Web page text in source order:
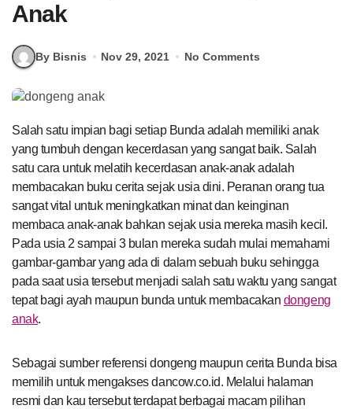
Anak
By Bisnis Nov 29, 2021 No Comments
Salah satu impian bagi setiap Bunda adalah memiliki anak
yang tumbuh dengan kecerdasan yang sangat baik. Salah
satu cara untuk melatih kecerdasan anak-anak adalah
membacakan buku cerita sejak usia dini. Peranan orang tua
sangat vital untuk meningkatkan minat dan keinginan
membaca anak-anak bahkan sejak usia mereka masih kecil.
Pada usia 2 sampai 3 bulan mereka sudah mulai memahami
gambar-gambar yang ada di dalam sebuah buku sehingga
pada saat usia tersebut menjadi salah satu waktu yang sangat
tepat bagi ayah maupun bunda untuk membacakan dongeng
anak.
Sebagai sumber referensi dongeng maupun cerita Bunda bisa
memilih untuk mengakses dancow.co.id. Melalui halaman
resmi dan kau tersebut terdapat berbagai macam pilihan